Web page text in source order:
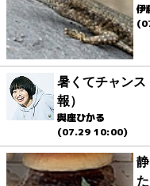
伊
暑くてチャンス
報）
與座ひかる
(07.29 10:00)